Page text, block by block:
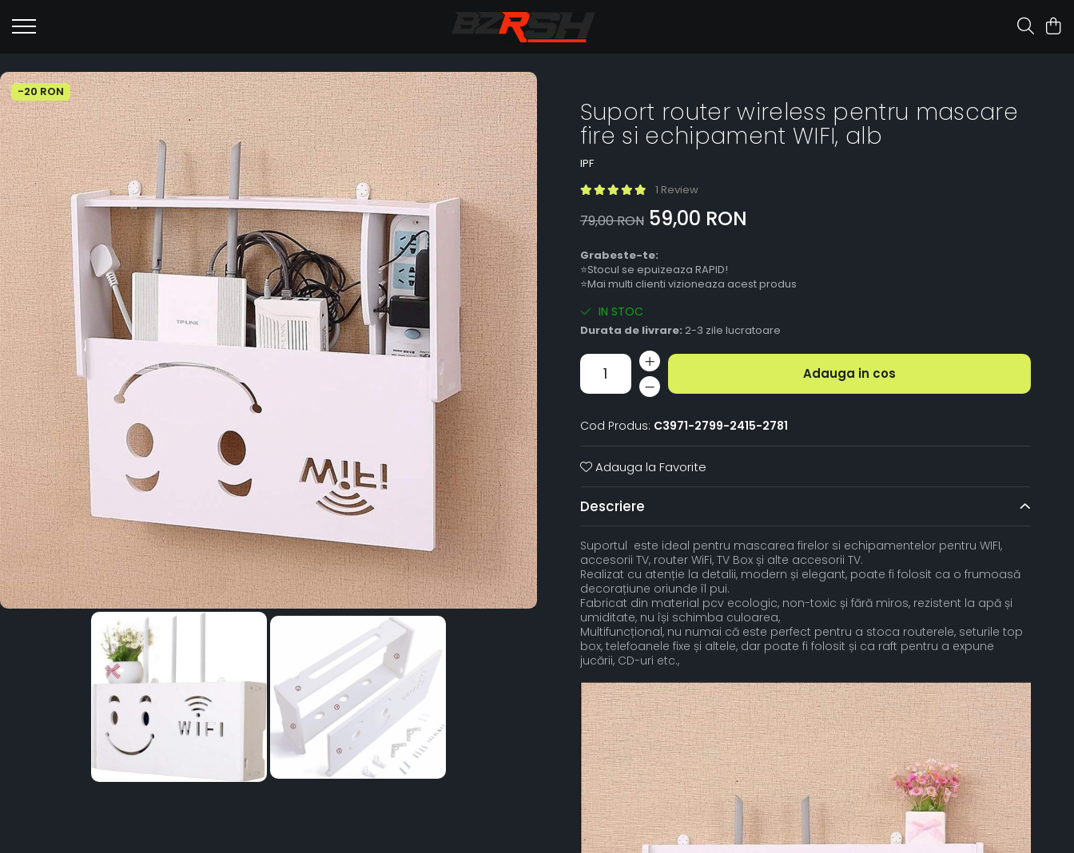
-20 RON
Suport router wireless pentru mascare
fire si echipament WIFI, alb
IPF
1 Review
79,00 RON 59,00 RON
Grabeste-te:
⭐Stocul se epuizeaza RAPID!
⭐Mai multi clienti vizioneaza acest produs
IN STOC
Durata de livrare: 2-3 zile lucratoare
Adauga in cos
Cod Produs: C3971-2799-2415-2781
Adauga la Favorite
Descriere
Suportul este ideal pentru mascarea firelor si echipamentelor pentru WIFI,
accesorii TV, router WiFi, TV Box și alte accesorii TV.
Realizat cu atenție la detalii, modern și elegant, poate fi folosit ca o frumoasă
decorațiune oriunde îl pui.
Fabricat din material pcv ecologic, non-toxic și fără miros, rezistent la apă și
umiditate, nu își schimba culoarea,
Multifuncțional, nu numai că este perfect pentru a stoca routerele, seturile top
box, telefoanele fixe și altele, dar poate fi folosit și ca raft pentru a expune
jucării, CD-uri etc.,